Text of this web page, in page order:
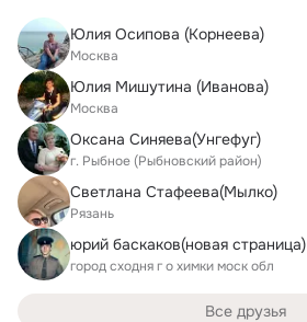
Юлия Осипова (Корнеева)
Москва
Юлия Мишутина (Иванова)
Москва
Оксана Синяева(Унгефуг)
г. Рыбное (Рыбновский район)
Светлана Стафеева(Мылко)
Рязань
юрий баскаков(новая страница)
город сходня г о химки моск обл
Все друзья